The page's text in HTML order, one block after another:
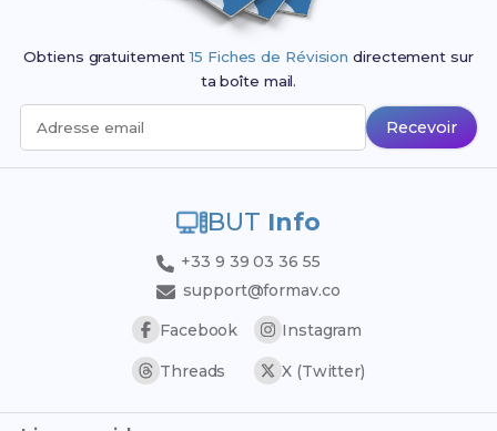
Obtiens gratuitement15 Fiches de Révision directement sur
ta boîte mail.
Adresse email Recevoir
BUT Info
+33 9 39 03 36 55
support@formav.co
Facebook
Instagram
Threads X (Twitter)